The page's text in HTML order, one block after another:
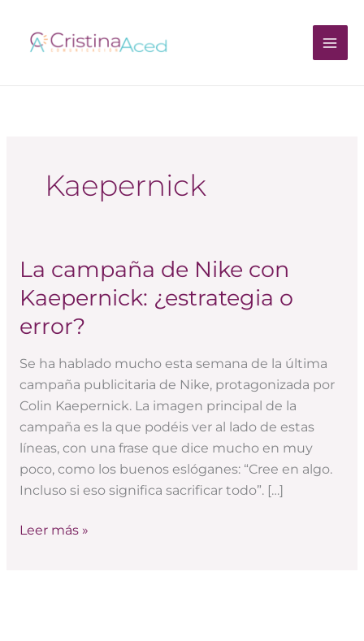
contenido
Kaepernick
La campaña de Nike con
Kaepernick: ¿estrategia o
error?
Se ha hablado mucho esta semana de la última
campaña publicitaria de Nike, protagonizada por
Colin Kaepernick. La imagen principal de la
campaña es la que podéis ver al lado de estas
líneas, con una frase que dice mucho en muy
poco, como los buenos eslóganes: “Cree en algo.
Incluso si eso significa sacrificar todo”. […]
La
de
Nike
Kaepernick:
¿estrategia
o
error?
Leer más »